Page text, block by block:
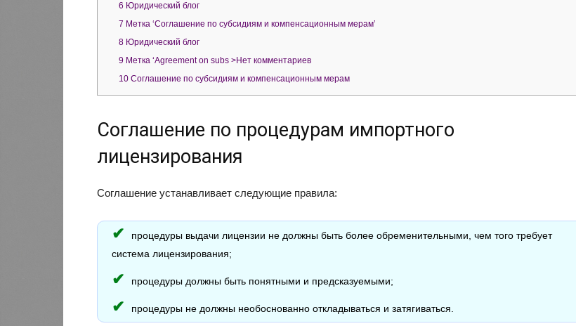
6 Юридический блог
7 Метка ‘Соглашение по субсидиям и компенсационным мерам’
8 Юридический блог
9 Метка ‘Agreement on subs >Нет комментариев
10 Соглашение по субсидиям и компенсационным мерам
Соглашение по процедурам импортного
лицензирования
Соглашение устанавливает следующие правила:
процедуры выдачи лицензии не должны быть более обременительными, чем того требует
система лицензирования;
процедуры должны быть понятными и предсказуемыми;
процедуры не должны необоснованно откладываться и затягиваться.